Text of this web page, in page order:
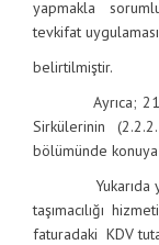
yapmakla
tevkifat
belirtilmiştir.
Ayrıca; 21/6/
Sirkülerinin
bölümünde
Yukarıda
taşımacılığı
faturadaki KDV